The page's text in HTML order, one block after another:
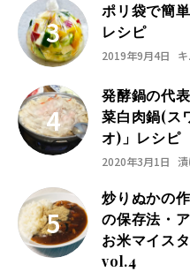
ポリ袋で簡
レシピ
2019年9月4日
発酵鍋の代
菜白肉鍋(ス
オ)」レシピ
2020年3月1日
炒りぬかの
の保存法・
お米マイス
vol.4